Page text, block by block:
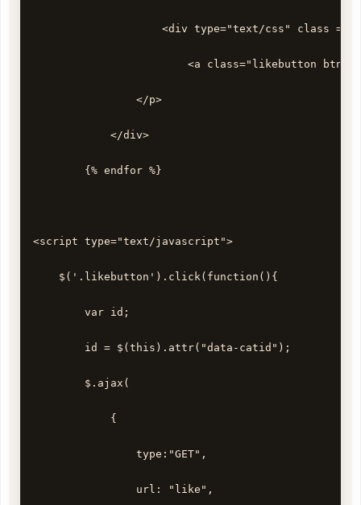
<div type="text/css" class =
<a class="likebutton btn
                </p>
            </div>
        {% endfor %}
<script type="text/javascript">
    $('.likebutton').click(function(){
        var id;
        id = $(this).attr("data-catid");
        $.ajax(
            {
                type:"GET",
                url: "like",